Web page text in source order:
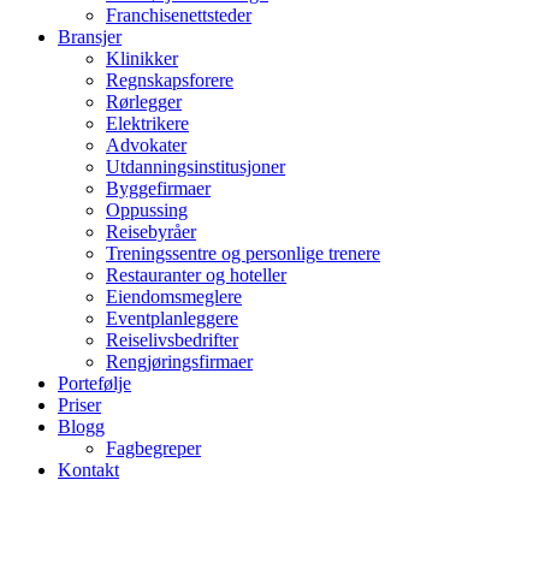
Franchisenettsteder
Bransjer
Klinikker
Regnskapsforere
Rørlegger
Elektrikere
Advokater
Utdanningsinstitusjoner
Byggefirmaer
Oppussing
Reisebyråer
Treningssentre og personlige trenere
Restauranter og hoteller
Eiendomsmeglere
Eventplanleggere
Reiselivsbedrifter
Rengjøringsfirmaer
Portefølje
Priser
Blogg
Fagbegreper
Kontakt